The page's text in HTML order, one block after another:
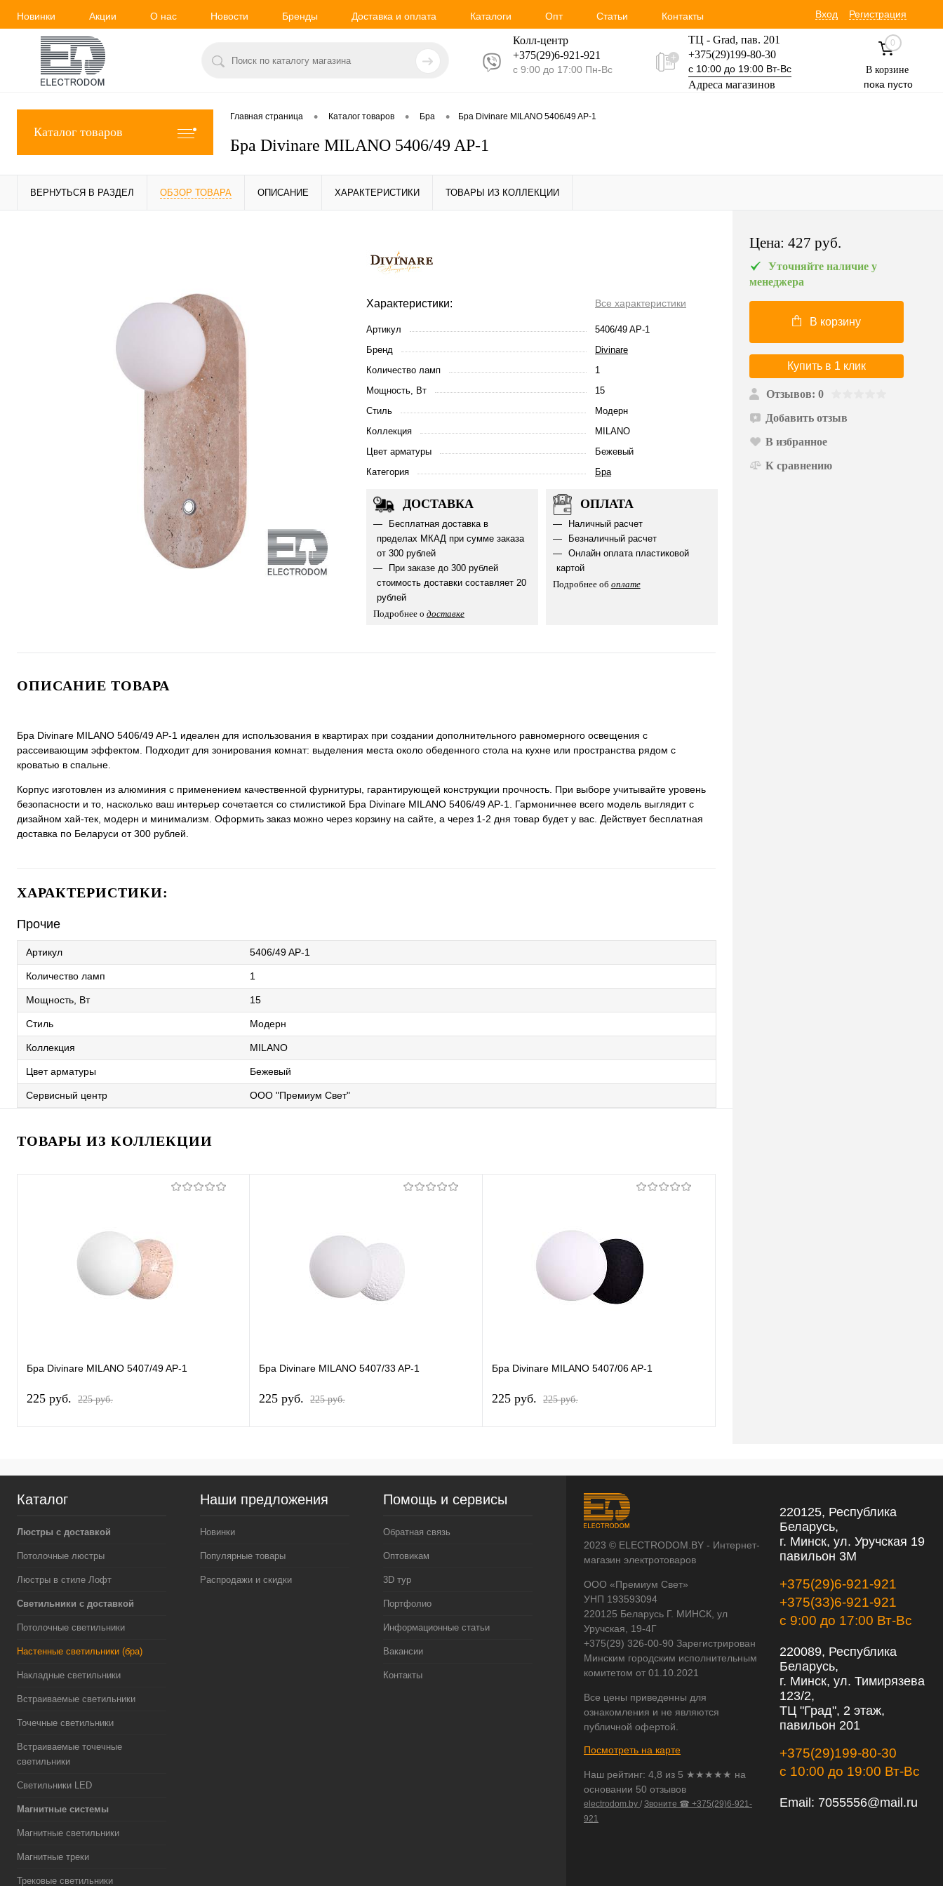
Новинки Акции О нас Новости Бренды Доставка и оплата Каталоги Опт Статьи Контакты Вход Регистрация
Колл-центр
+375(29)6-921-921
с 9:00 до 17:00 Пн-Вс
ТЦ - Grad, пав. 201
+375(29)199-80-30
с 10:00 до 19:00 Вт-Вс
Адреса магазинов
0
В корзине
пока пусто
Каталог товаров
Главная страница • Каталог товаров • Бра • Бра Divinare MILANO 5406/49 AP-1
Бра Divinare MILANO 5406/49 AP-1
ВЕРНУТЬСЯ В РАЗДЕЛ ОБЗОР ТОВАРА ОПИСАНИЕ ХАРАКТЕРИСТИКИ ТОВАРЫ ИЗ КОЛЛЕКЦИИ
Характеристики: Все характеристики
Артикул
5406/49 AP-1
Бренд
Divinare
Количество ламп
1
Мощность, Вт
15
Стиль
Модерн
Коллекция
MILANO
Цвет арматуры
Бежевый
Категория
Бра
ДОСТАВКА
Бесплатная доставка в
пределах МКАД при сумме заказа
от 300 рублей
При заказе до 300 рублей
стоимость доставки составляет 20
рублей
Подробнее о доставке
ОПЛАТА
Наличный расчет
Безналичный расчет
Онлайн оплата пластиковой
картой
Подробнее об оплате
ОПИСАНИЕ ТОВАРА
Бра Divinare MILANO 5406/49 AP-1 идеален для использования в квартирах при создании дополнительного равномерного освещения с
рассеивающим эффектом. Подходит для зонирования комнат: выделения места около обеденного стола на кухне или пространства рядом с
кроватью в спальне.
Корпус изготовлен из алюминия с применением качественной фурнитуры, гарантирующей конструкции прочность. При выборе учитывайте уровень
безопасности и то, насколько ваш интерьер сочетается со стилистикой Бра Divinare MILANO 5406/49 AP-1. Гармоничнее всего модель выглядит с
дизайном хай-тек, модерн и минимализм. Оформить заказ можно через корзину на сайте, а через 1-2 дня товар будет у вас. Действует бесплатная
доставка по Беларуси от 300 рублей.
ХАРАКТЕРИСТИКИ:
Прочие
Артикул 5406/49 AP-1
Количество ламп 1
Мощность, Вт 15
Стиль Модерн
Коллекция MILANO
Цвет арматуры Бежевый
Сервисный центр ООО "Премиум Свет"
ТОВАРЫ ИЗ КОЛЛЕКЦИИ
Бра Divinare MILANO 5407/49 AP-1
225 pуб. 225 pуб.
Бра Divinare MILANO 5407/33 AP-1
225 pуб. 225 pуб.
Бра Divinare MILANO 5407/06 AP-1
225 pуб. 225 pуб.
Цена: 427 pуб.
Уточняйте наличие у
менеджера
В корзину
Купить в 1 клик
Отзывов: 0
Добавить отзыв
В избранное
К сравнению
Каталог
Люстры с доставкой
Потолочные люстры
Люстры в стиле Лофт
Светильники с доставкой
Потолочные светильники
Настенные светильники (бра)
Накладные светильники
Встраиваемые светильники
Точечные светильники
Встраиваемые точечные
светильники
Светильники LED
Магнитные системы
Магнитные светильники
Магнитные треки
Трековые светильники
Наши предложения
Новинки
Популярные товары
Распродажи и скидки
Помощь и сервисы
Обратная связь
Оптовикам
3D тур
Портфолио
Информационные статьи
Вакансии
Контакты
2023 © ELECTRODOM.BY - Интернет-
магазин электротоваров
ООО «Премиум Свет»
УНП 193593094
220125 Беларусь Г. МИНСК, ул
Уручская, 19-4Г
+375(29) 326-00-90 Зарегистрирован
Минским городским исполнительным
комитетом от 01.10.2021
Все цены приведенны для
ознакомления и не являются
публичной офертой.
Посмотреть на карте
Наш рейтинг: 4,8 из 5 ★★★★★ на
основании 50 отзывов
electrodom.by / Звоните ☎ +375(29)6-921-
921
220125, Республика
Беларусь,
г. Минск, ул. Уручская 19
павильон 3М
+375(29)6-921-921
+375(33)6-921-921
с 9:00 до 17:00 Вт-Вс
220089, Республика
Беларусь,
г. Минск, ул. Тимирязева
123/2,
ТЦ "Град", 2 этаж,
павильон 201
+375(29)199-80-30
с 10:00 до 19:00 Вт-Вс
Email: 7055556@mail.ru